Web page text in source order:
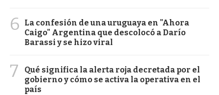
6
La confesión de una uruguaya en "Ahora
Caigo" Argentina que descolocó a Darío
Barassi y se hizo viral
7
Qué significa la alerta roja decretada por el
gobierno y cómo se activa la operativa en el
país